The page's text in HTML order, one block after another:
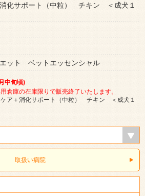
化サポート（中粒） チキン ＜成犬１
ット ベットエッセンシャル
中旬頃)
倉庫の在庫限りで販売終了いたします。
ア＋消化サポート（中粒） チキン ＜成犬１
取扱い病院